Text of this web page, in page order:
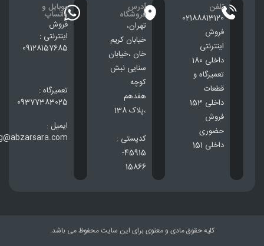
تلفن
02188813120
فروش
اینترنتی
داخلی 180
تعمیرگاه و
قطعات
داخلی 153
فروش
حضوری
داخلی 151
آدرس
فروشگاه
تهران،
خيابان كريم
خان ،خيابان
سنایی نبش
کوچه
هفدهم
،پلاک 138
کدپستی :
45915-
15866
موبایل و
واتساپ
فروش
اینترنتی :
09128157685
تعمیرگاه :
09377383025
ایمیل :
کلیه حقوق مادی و معنوی برای این سایت محفوظ می باشد.